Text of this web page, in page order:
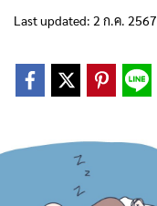
Last updated: 2 ก.ค. 2567